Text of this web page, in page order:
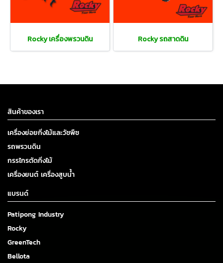
Rocky เครื่องพรวนดิน Rocky รถสาดดิน
สินค้าของเรา
เครื่องย่อยกิ่งไม้และวัชพืช
รถพรวนดิน
กรรไกรตัดกิ่งไม้
เครื่องยนต์ เครื่องสูบน้ำ
แบรนด์
Patipong Industry
Rocky
GreenTech
Bellota